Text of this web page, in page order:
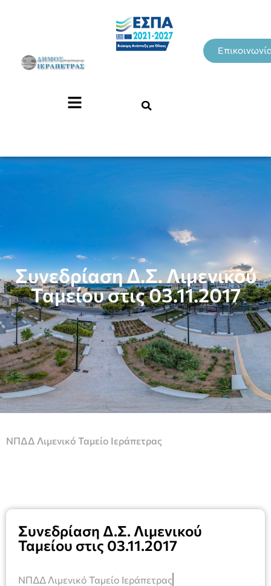
Συνεδρίαση Δ.Σ. Λιμενικού
Ταμείου στις 03.11.2017
ΝΠΔΔ Λιμενικό Ταμείο Ιεράπετρας
Συνεδρίαση Δ.Σ. Λιμενικού
Ταμείου στις 03.11.2017
ΝΠΔΔ Λιμενικό Ταμείο Ιεράπετρας